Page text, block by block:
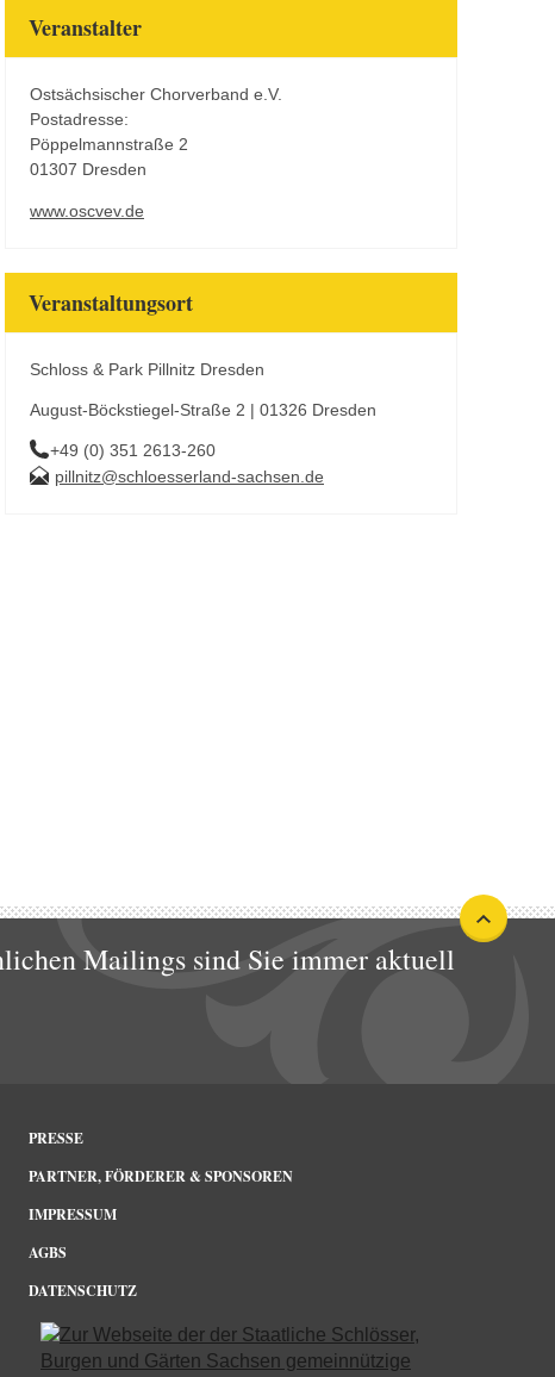
Veranstalter
Ostsächsischer Chorverband e.V.
Postadresse:
Pöppelmannstraße 2
01307 Dresden
www.oscvev.de
Veranstaltungsort
Schloss & Park Pillnitz Dresden
August-Böckstiegel-Straße 2 | 01326 Dresden
+49 (0) 351 2613-260
pillnitz@schloesserland-sachsen.de
Mailings sind Sie immer aktuell
PRESSE
PARTNER, FÖRDERER & SPONSOREN
IMPRESSUM
AGBS
DATENSCHUTZ